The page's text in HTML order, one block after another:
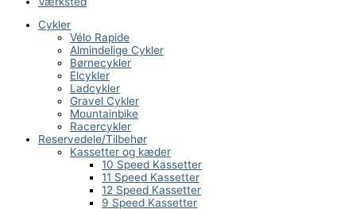
Cykler
Vélo Rapide
Almindelige Cykler
Børnecykler
Elcykler
Ladcykler
Gravel Cykler
Mountainbike
Racercykler
Reservedele/Tilbehør
Kassetter og kæder
10 Speed Kassetter
11 Speed Kassetter
12 Speed Kassetter
9 Speed Kassetter